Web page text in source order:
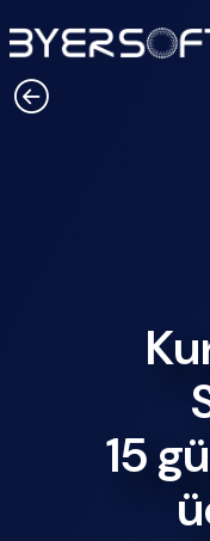
Kurye Takip
15